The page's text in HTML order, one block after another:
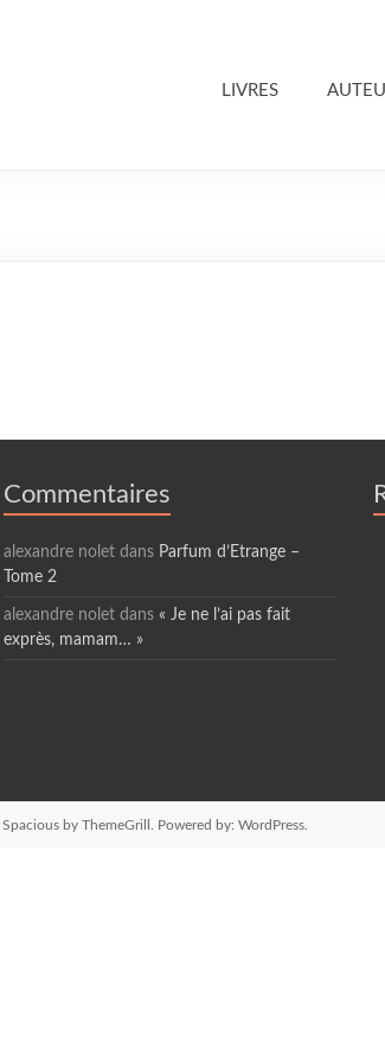
LIVRES
Commentaires
alexandre nolet dans Parfum d’Etrange –
Tome 2
alexandre nolet dans « Je ne l’ai pas fait
exprès, mamam… »
Spacious by ThemeGrill. Powered by: WordPress